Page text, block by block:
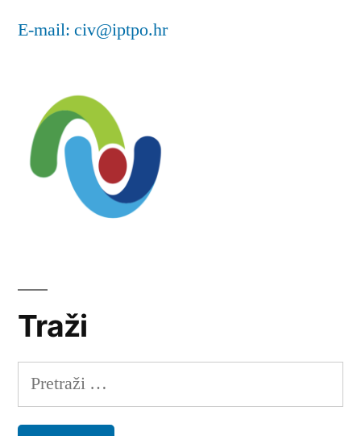
E-mail: civ@iptpo.hr
Traži
Pretraži: